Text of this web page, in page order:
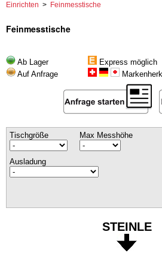
Einrichten > Feinmesstische
Feinmesstische
Ab Lager
Auf Anfrage
Express möglich
Tischgröße Max Messhöhe
Ausladung
STEINLE